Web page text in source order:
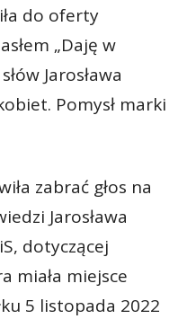
do oferty
„Daję w
Jarosława
Pomysł marki
zabrać głos na
Jarosława
dotyczącej
miała miejsce
5 listopada 2022